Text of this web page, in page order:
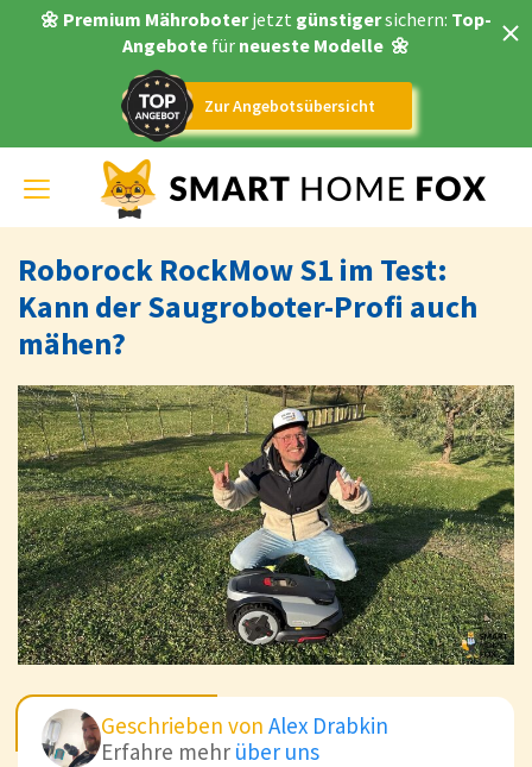
🌼 Premium Mähroboterjetzt günstigersichern: Top-
Angebote für neueste Modelle 🌼
Zur Angebotsübersicht
Toggle
navigation
Roborock RockMow S1 im Test:
Kann der Saugroboter-Profi auch
mähen?
Geschrieben von Alex Drabkin
Erfahre mehr über uns